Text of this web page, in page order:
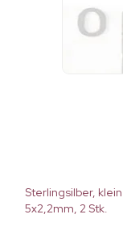
Sterlingsilber,
5x2,2mm, 2 Stk.